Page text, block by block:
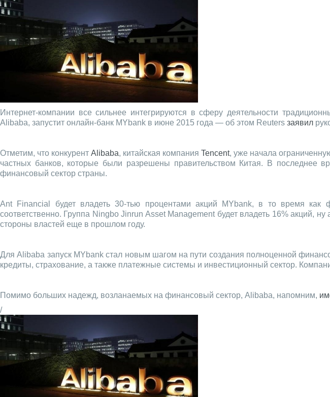
Интернет-компании все сильнее интегрируются в сферу деятельности
Alibaba, запустит онлайн-банк MYbank в июне 2015 года — об этом Reuters заявил
Отметим, что конкурентAlibaba, китайская компанияTencent, уже начала
частных банков, которые были разрешены правительством Китая. В последнее
финансовый сектор страны.
Ant Financial будет владеть 30-тью процентами акций MYbank, в то время
соответственно. Группа Ningbo Jinrun Asset Management будет владеть 16% акций,
стороны властей еще в прошлом году.
Для Alibaba запуск MYbank стал новым шагом на пути создания полноценной
кредиты, страхование, а также платежные системы и инвестиционный сектор.
Помимо больших надежд, возланаемых на финансовый сектор, Alibaba, напомним,
/